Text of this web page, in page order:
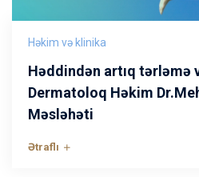
Həkim və klinika
Həddindən artıq tərləmə
Dermatoloq Həkim
Məsləhəti
Ətraflı